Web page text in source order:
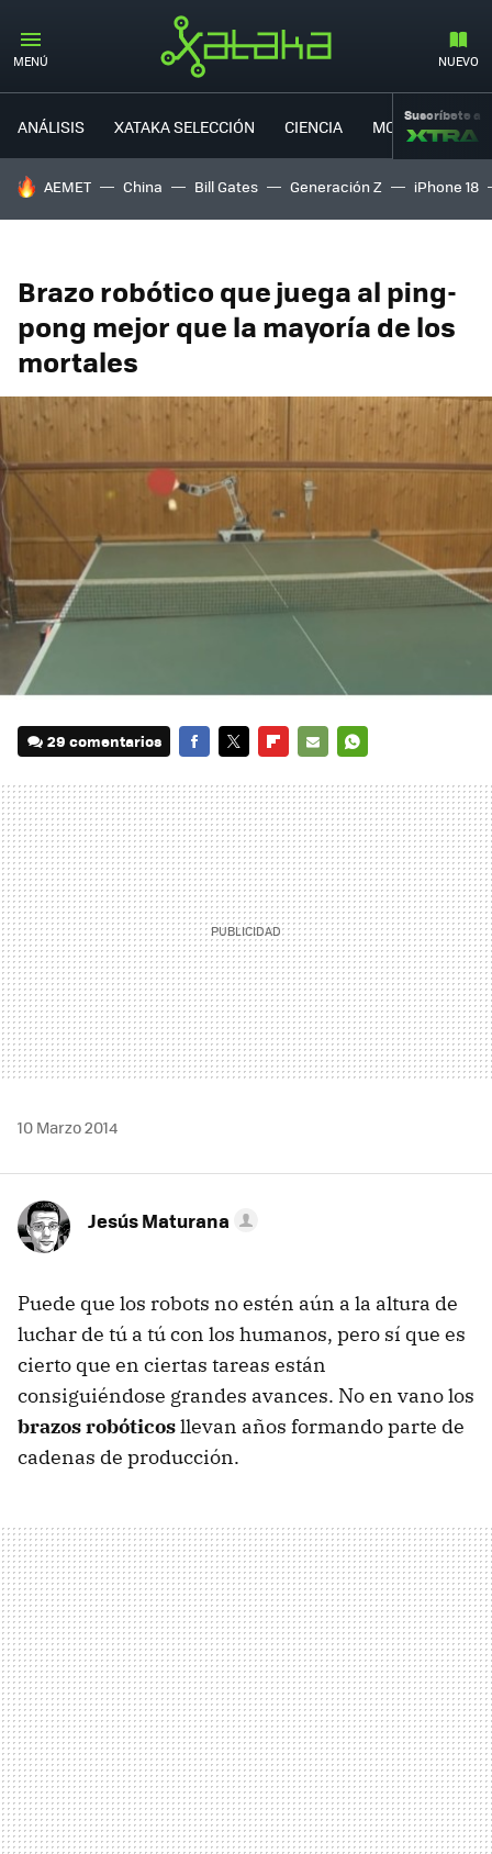
MENÚ NUEVO
ANÁLISIS XATAKA SELECCIÓN CIENCIA MOVILIDAD
Suscríbete a
HOY SE HABLA DE
AEMET China Bill Gates Generación Z iPhone 18
Brazo robótico que juega al ping-
pong mejor que la mayoría de los
mortales
29 comentarios
MAIL
10 Marzo 2014
Jesús Maturana
Puede que los robots no estén aún a la altura de
luchar de tú a tú con los humanos, pero sí que es
cierto que en ciertas tareas están
consiguiéndose grandes avances. No en vano los
brazos robóticosllevan años formando parte de
cadenas de producción.